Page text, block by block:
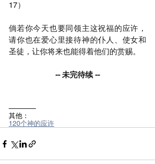
17）
倘若你今天也要同领主这祝福的应许，
请你也在爱心里接待神的仆人、使女和
圣徒，让你将来也能得着他们的赏赐。
-- 未完待续 --
————
其他：
120个神的应许